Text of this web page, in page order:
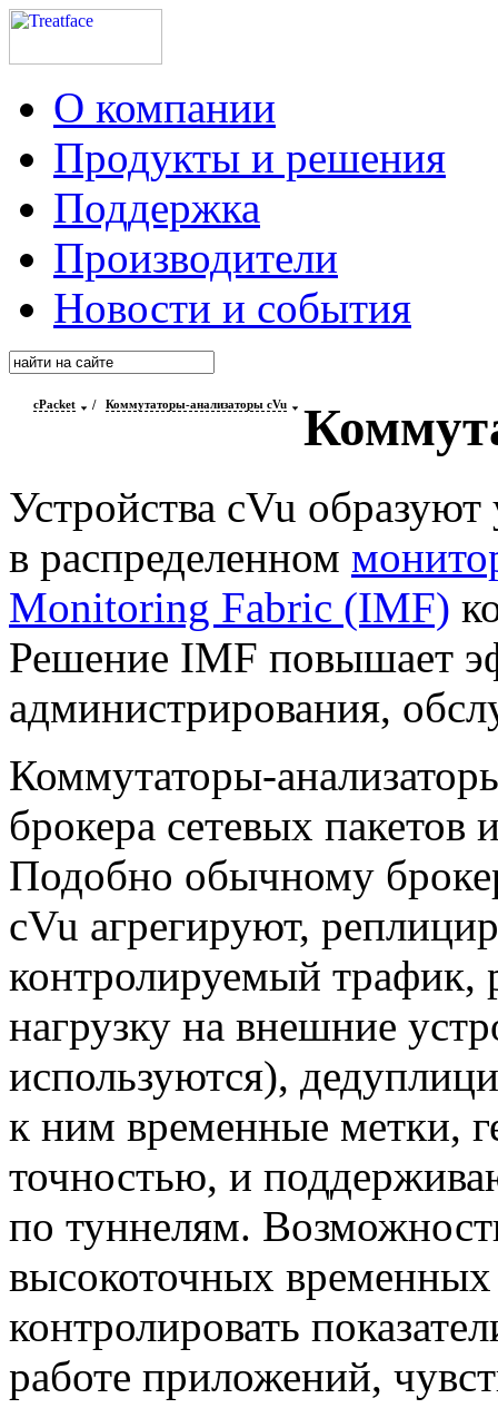
О компании
Продукты и решения
Поддержка
Производители
Новости и события
cPacket / Коммутаторы-анализаторы cVu
Устройства cVu образуют
в распределенном
Monitoring Fabric (IMF)
Решение IMF повышает
администрирования,
Коммутаторы-
брокера сетевых пакетов
Подобно обычному
cVu агрегируют,
контролируемый трафик,
нагрузку на внешние
используются),
к ним временные метки,
точностью, и
по туннелям.
высокоточных
контролировать
работе приложений,